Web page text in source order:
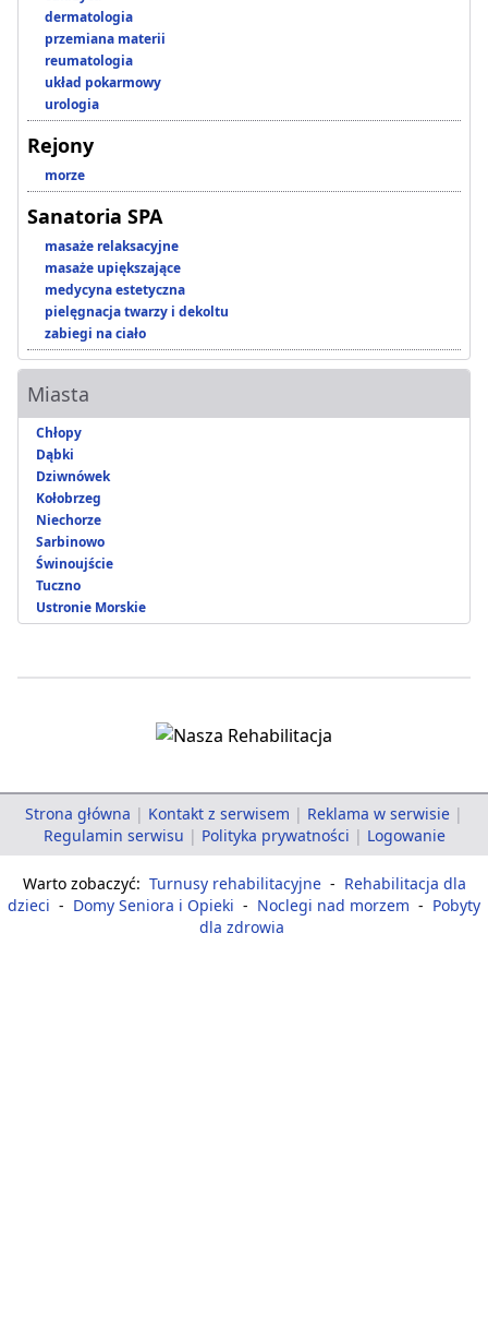
dermatologia
przemiana materii
reumatologia
układ pokarmowy
urologia
Rejony
morze
Sanatoria SPA
masaże relaksacyjne
masaże upiększające
medycyna estetyczna
pielęgnacja twarzy i dekoltu
zabiegi na ciało
Miasta
Chłopy
Dąbki
Dziwnówek
Kołobrzeg
Niechorze
Sarbinowo
Świnoujście
Tuczno
Ustronie Morskie
Strona główna | Kontakt z serwisem | Reklama w serwisie |
Regulamin serwisu | Polityka prywatności | Logowanie
Warto zobaczyć: Turnusy rehabilitacyjne - Rehabilitacja dla
dzieci - Domy Seniora i Opieki - Noclegi nad morzem - Pobyty
dla zdrowia